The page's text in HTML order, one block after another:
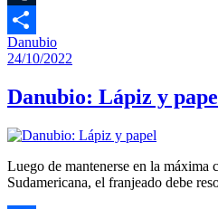
Tumblr
Compartir
Danubio
24/10/2022
Danubio: Lápiz y
Luego de mantenerse en la máxima
Sudamericana, el franjeado debe